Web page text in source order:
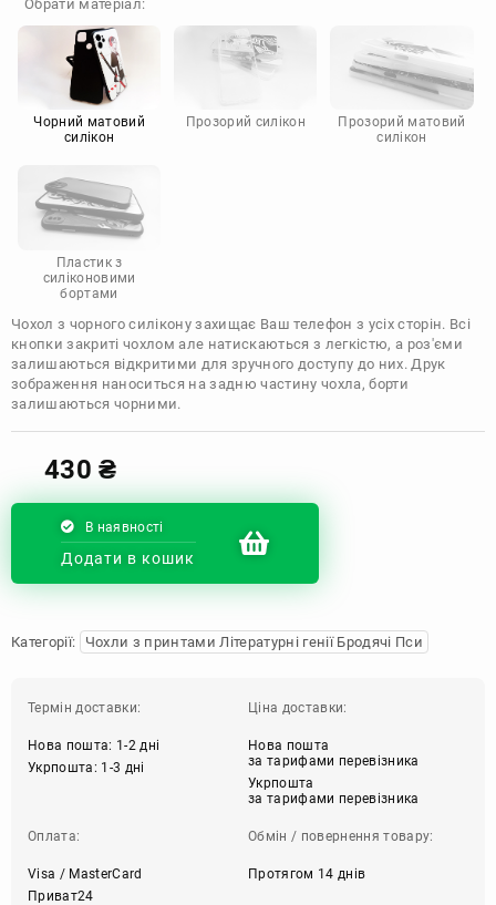
Doogee
Infinix
Sony
Motorola
Обрати матеріал:
Чорний матовий
силікон
Прозорий силікон
Прозорий матовий
силікон
Пластик з
силіконовими
бортами
Чохол з чорного силікону захищає Ваш телефон з усіх сторін. Всі
кнопки закриті чохлом але натискаються з легкістю, а роз'єми
залишаються відкритими для зручного доступу до них. Друк
зображення наноситься на задню частину чохла, борти
залишаються чорними.
430₴
В наявності
Додати в кошик
Категорії: Чохли з принтами Літературні генії Бродячі Пси
Термін доставки:
Нова пошта: 1-2 дні
Укрпошта: 1-3 дні
Ціна доставки:
Нова пошта
за тарифами перевізника
Укрпошта
за тарифами перевізника
Оплата:
Visa / MasterCard
Приват24
Обмін / повернення товару:
Протягом 14 днів